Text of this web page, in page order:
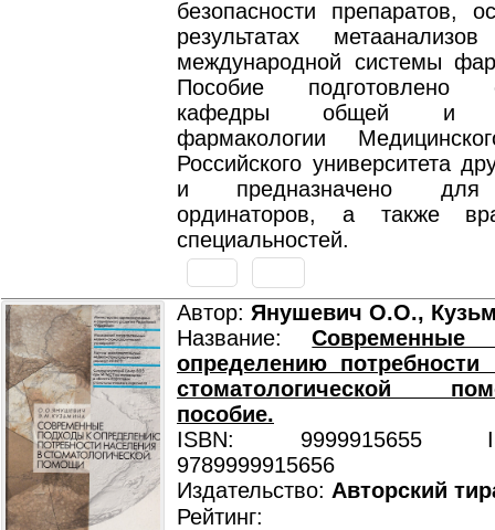
безопасности препаратов,
результатах
международной системы
Пособие подготовлено
кафедры общей и
фармакологии
Российского университета
и предназначено для
ординаторов, а также
специальностей.
Автор: Янушевич О.О.,
Название:
определению потребности
стоматологической
пособие.
ISBN: 9999915655
9789999915656
Издательство: Авторский
Рейтинг: